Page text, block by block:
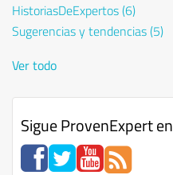
HistoriasDeExpertos(6)
Sugerencias y tendencias(5)
Ver todo
Sigue ProvenExpert en